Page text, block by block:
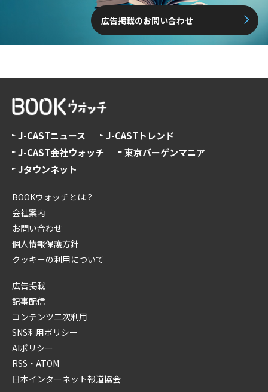
広告掲載のお問い合わせ
J-CASTニュース
J-CASTトレンド
J-CAST会社ウォッチ
東京バーゲンマニア
Jタウンネット
BOOKウォッチとは？
会社案内
お問い合わせ
個人情報保護方針
クッキーの利用について
広告掲載
記事配信
コンテンツ二次利用
SNS利用ポリシー
AIポリシー
RSS・ATOM
日本インターネット報道協会